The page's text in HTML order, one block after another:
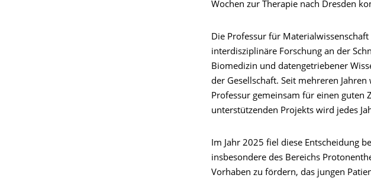
Wochen zur Therapie nach Dresden
Die Professur für
interdisziplinäre Forschung an der
Biomedizin und datengetriebener
der Gesellschaft. Seit mehreren
Professur gemeinsam für einen guten
unterstützenden Projekts wird jedes
Im Jahr 2025 fiel diese Entscheidung
insbesondere des Bereichs
Vorhaben zu fördern, das jungen